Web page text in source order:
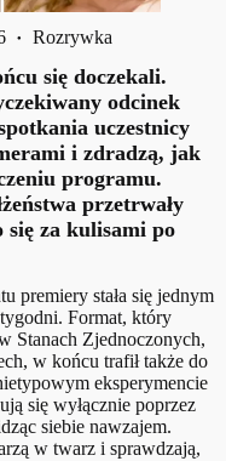
Rozrywka
się doczekali.
odcinek
uczestnicy
i zdradzą, jak
programu.
przetrwały
się za kulisami po
premiery stała się jednym
Format, który
Stanach Zjednoczonych,
w końcu trafił także do
eksperymencie
się wyłącznie poprzez
siebie nawzajem.
w twarz i sprawdzają,